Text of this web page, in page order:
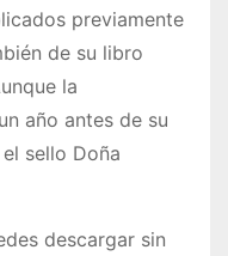
previamente
de su libro
la
año antes de su
sello Doña
descargar sin